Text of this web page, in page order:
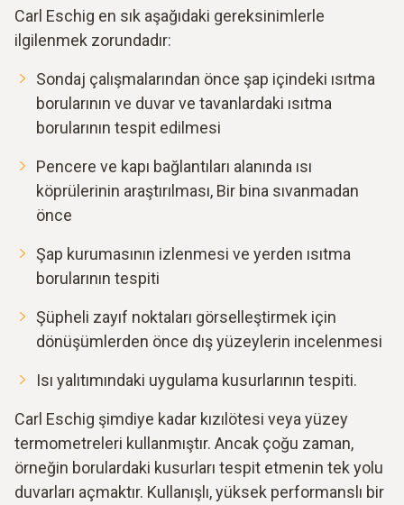
Carl Eschig en sık aşağıdaki gereksinimlerle
ilgilenmek zorundadır:
Sondaj çalışmalarından önce şap içindeki ısıtma
borularının ve duvar ve tavanlardaki ısıtma
borularının tespit edilmesi
Pencere ve kapı bağlantıları alanında ısı
köprülerinin araştırılması, Bir bina sıvanmadan
önce
Şap kurumasının izlenmesi ve yerden ısıtma
borularının tespiti
Şüpheli zayıf noktaları görselleştirmek için
dönüşümlerden önce dış yüzeylerin incelenmesi
Isı yalıtımındaki uygulama kusurlarının tespiti.
Carl Eschig şimdiye kadar kızılötesi veya yüzey
termometreleri kullanmıştır. Ancak çoğu zaman,
örneğin borulardaki kusurları tespit etmenin tek yolu
duvarları açmaktır. Kullanışlı, yüksek performanslı bir